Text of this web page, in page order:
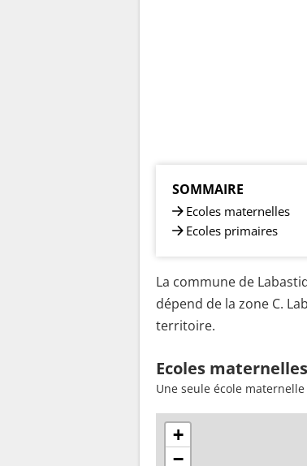
SOMMAIRE
Ecoles maternelles
Ecoles primaires
La commune de
dépend de la zone C.
territoire.
Ecoles
Une seule école
+
−